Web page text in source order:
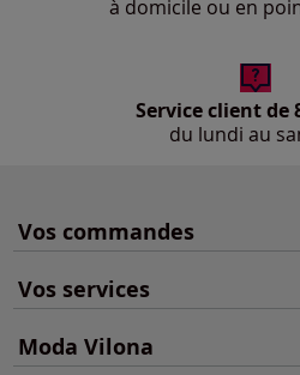
à domicile ou en
Service client de
du lundi au
Vos commandes
Vos services
Moda Vilona